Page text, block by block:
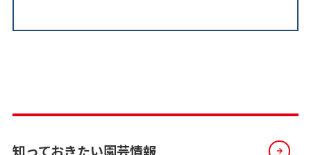
知っておきたい園芸情報